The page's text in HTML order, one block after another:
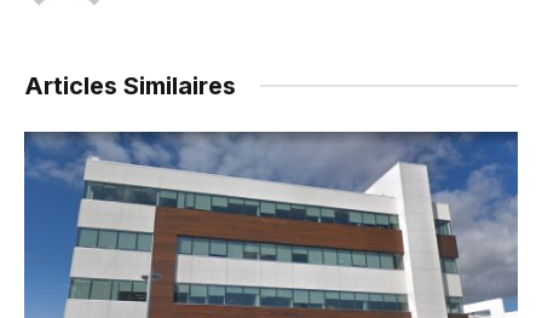
Articles Similaires